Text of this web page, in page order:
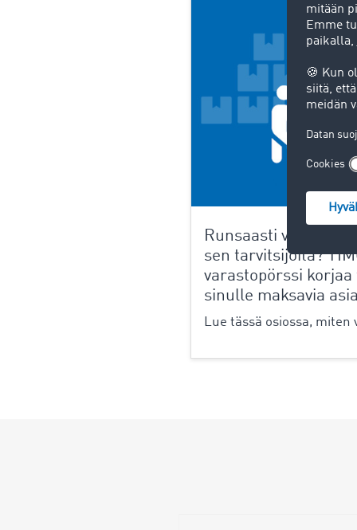
Runsaasti
sen tarvitsijoita?
varastopörssi
sinulle maksavia
Lue tässä osiossa,